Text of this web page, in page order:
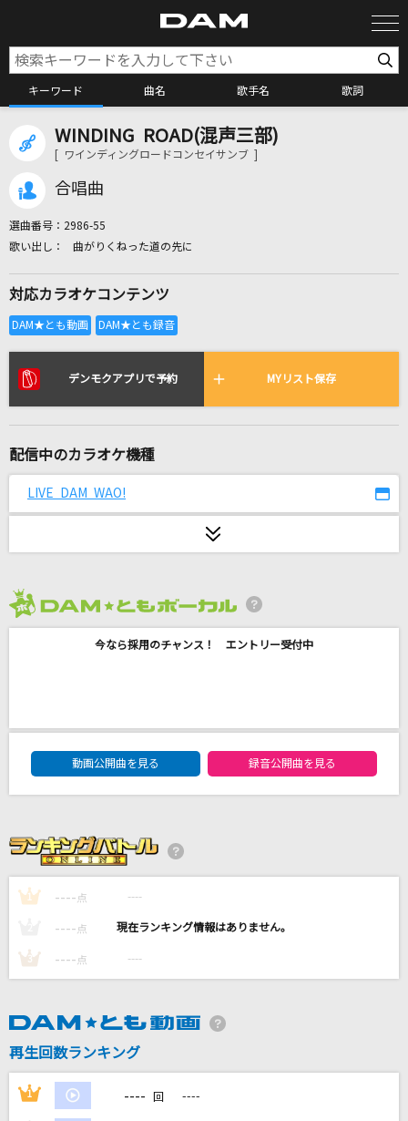
キーワード 曲名 歌手名 歌詞
カラオケ検索
全国りれき
リアルタイムで歌われている曲の一覧
[生音]あばよ
ネクロの花嫁
宇多田ヒカル
[生音]はまぐりボンバー
だから、ひとりじゃない(ビデオクリップバージ
ガチ夢中！
超特急
WINDING ROAD(混声三部)
[ ワインディングロードコンセイサンブ ]
合唱曲
選曲番号： 2986-55
曲がりくねった道の先に
対応カラオケコンテンツ
デンモクアプリで予約 MYリスト保存
配信中のカラオケ機種
LIVE DAM WAO!
今なら採用のチャンス！ エントリー受付中
DAM★ともボーカルエントリーランキング
動画公開曲を見る
録音公開曲を見る
1 ---- 点 ----
---- 点 ----
3 ---- 点 ----
再生回数ランキング
1 ---- 回 ----